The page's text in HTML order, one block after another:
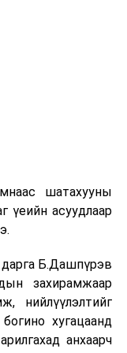
тусгажээ.
хариулт,
зураглалтай
дадлага зэрэг
зохион байгуулж
шатахууны
үеийн асуудлаар
Б.Дашпүрэв
захирамжаар
нийлүүлэлтийг
хугацаанд
анхаарч